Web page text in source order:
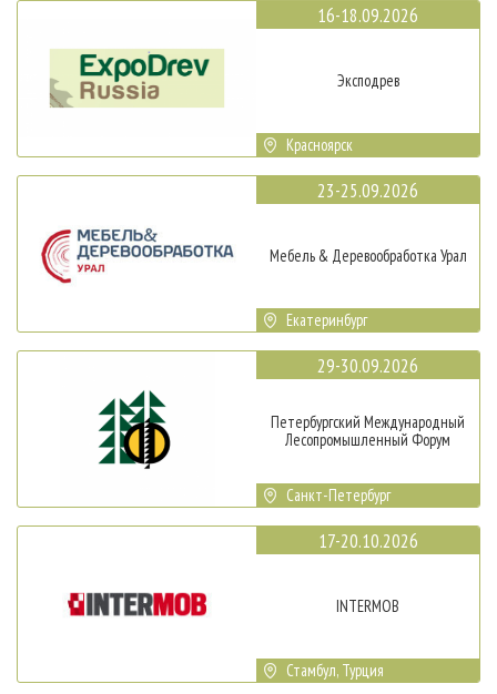
16-18.09.2026
Эксподрев
Красноярск
23-25.09.2026
Мебель & Деревообработка Урал
Екатеринбург
29-30.09.2026
Петербургский Международный
Лесопромышленный Форум
Санкт-Петербург
17-20.10.2026
INTERMOB
Стамбул, Турция